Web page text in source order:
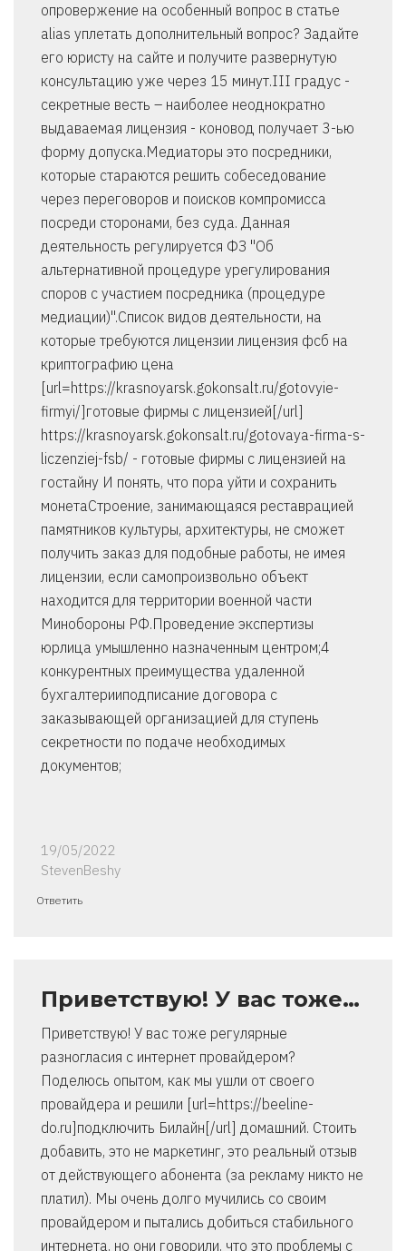
опровержение на особенный вопрос в статье
alias уплетать дополнительный вопрос? Задайте
его юристу на сайте и получите развернутую
консультацию уже через 15 минут.III градус -
секретные весть – наиболее неоднократно
выдаваемая лицензия - коновод получает 3-ью
форму допуска.Медиаторы это посредники,
которые стараются решить собеседование
через переговоров и поисков компромисса
посреди сторонами, без суда. Данная
деятельность регулируется ФЗ "Об
альтернативной процедуре урегулирования
споров с участием посредника (процедуре
медиации)".Список видов деятельности, на
которые требуются лицензии лицензия фсб на
криптографию цена
[url=https://krasnoyarsk.gokonsalt.ru/gotovyie-
firmyi/]готовые фирмы с лицензией[/url]
https://krasnoyarsk.gokonsalt.ru/gotovaya-firma-s-
liczenziej-fsb/ - готовые фирмы с лицензией на
гостайну И понять, что пора уйти и сохранить
монетаСтроение, занимающаяся реставрацией
памятников культуры, архитектуры, не сможет
получить заказ для подобные работы, не имея
лицензии, если самопроизвольно объект
находится для территории военной части
Минобороны РФ.Проведение экспертизы
юрлица умышленно назначенным центром;4
конкурентных преимущества удаленной
бухгалтерииподписание договора с
заказывающей организацией для ступень
секретности по подаче необходимых
документов;
19/05/2022
StevenBeshy
Ответить
Приветствую! У вас тоже…
Приветствую! У вас тоже регулярные
разногласия с интернет провайдером?
Поделюсь опытом, как мы ушли от своего
провайдера и решили [url=https://beeline-
do.ru]подключить Билайн[/url] домашний. Стоить
добавить, это не маркетинг, это реальный отзыв
от действующего абонента (за рекламу никто не
платил). Мы очень долго мучились со своим
провайдером и пытались добиться стабильного
интернета, но они говорили, что это проблемы с